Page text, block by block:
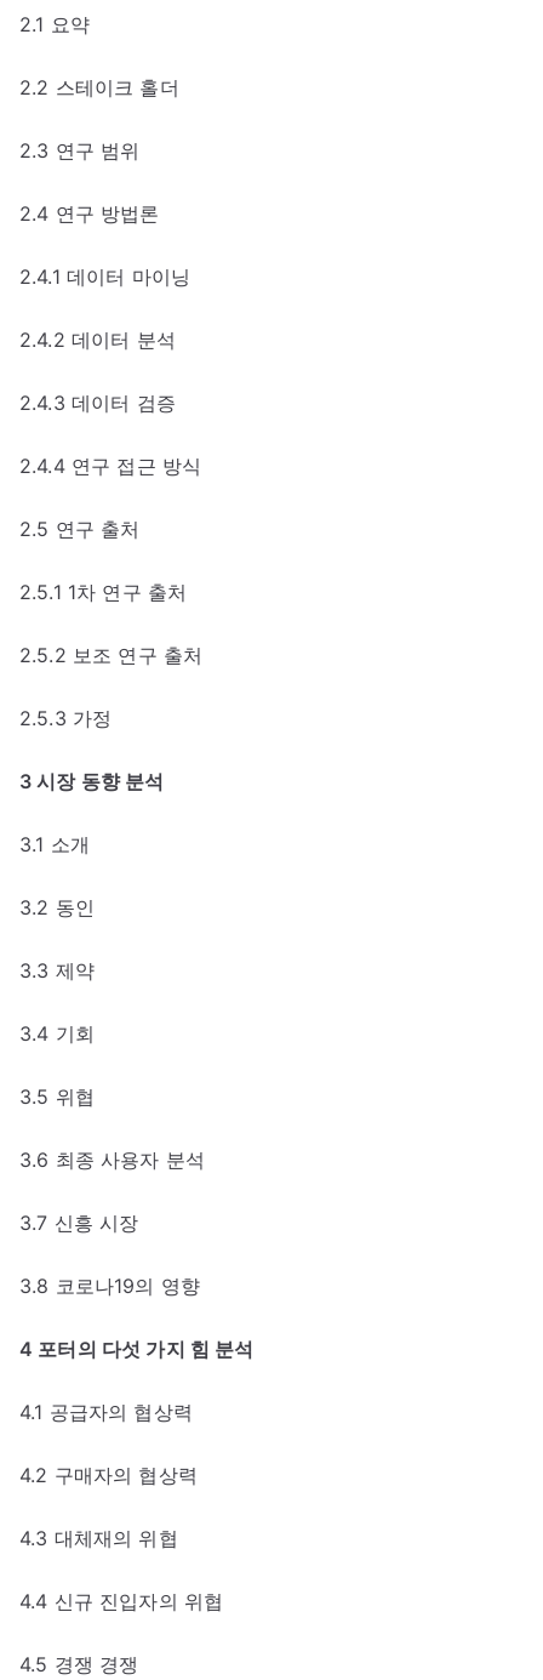
2.1 요약
2.2 스테이크 홀더
2.3 연구 범위
2.4 연구 방법론
2.4.1 데이터 마이닝
2.4.2 데이터 분석
2.4.3 데이터 검증
2.4.4 연구 접근 방식
2.5 연구 출처
2.5.1 1차 연구 출처
2.5.2 보조 연구 출처
2.5.3 가정
3 시장 동향 분석
3.1 소개
3.2 동인
3.3 제약
3.4 기회
3.5 위협
3.6 최종 사용자 분석
3.7 신흥 시장
3.8 코로나19의 영향
4 포터의 다섯 가지 힘 분석
4.1 공급자의 협상력
4.2 구매자의 협상력
4.3 대체재의 위협
4.4 신규 진입자의 위협
4.5 경쟁 경쟁